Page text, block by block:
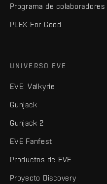
Programa de colaboradores
PLEX For Good
UNIVERSO EVE
EVE: Valkyrie
Gunjack
Gunjack 2
EVE Fanfest
Productos de EVE
Proyecto Discovery